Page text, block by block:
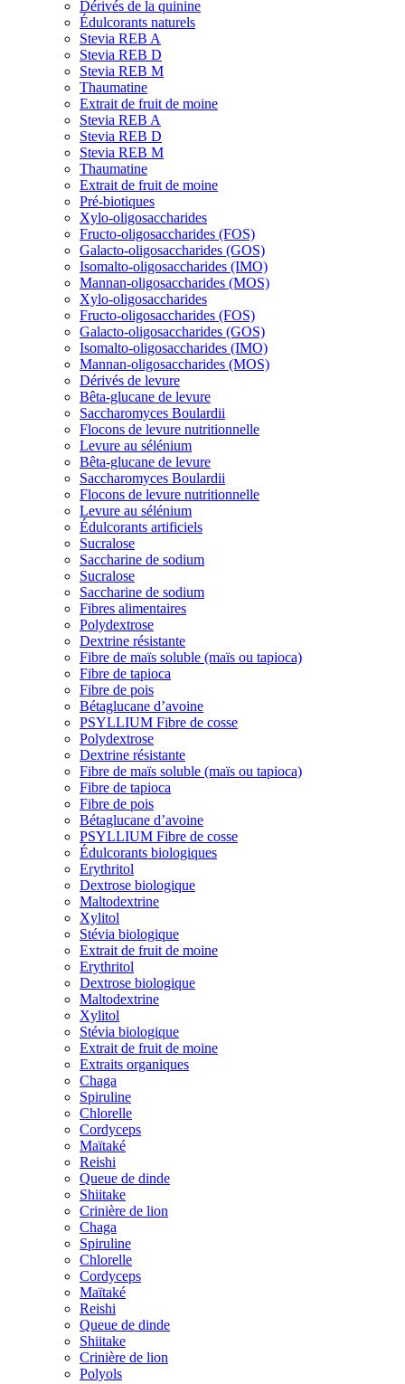
Dérivés de la quinine
Édulcorants naturels
Stevia REB A
Stevia REB D
Stevia REB M
Thaumatine
Extrait de fruit de moine
Stevia REB A
Stevia REB D
Stevia REB M
Thaumatine
Extrait de fruit de moine
Pré-biotiques
Xylo-oligosaccharides
Fructo-oligosaccharides (FOS)
Galacto-oligosaccharides (GOS)
Isomalto-oligosaccharides (IMO)
Mannan-oligosaccharides (MOS)
Xylo-oligosaccharides
Fructo-oligosaccharides (FOS)
Galacto-oligosaccharides (GOS)
Isomalto-oligosaccharides (IMO)
Mannan-oligosaccharides (MOS)
Dérivés de levure
Bêta-glucane de levure
Saccharomyces Boulardii
Flocons de levure nutritionnelle
Levure au sélénium
Bêta-glucane de levure
Saccharomyces Boulardii
Flocons de levure nutritionnelle
Levure au sélénium
Édulcorants artificiels
Sucralose
Saccharine de sodium
Sucralose
Saccharine de sodium
Fibres alimentaires
Polydextrose
Dextrine résistante
Fibre de maïs soluble (maïs ou tapioca)
Fibre de tapioca
Fibre de pois
Bétaglucane d’avoine
PSYLLIUM Fibre de cosse
Polydextrose
Dextrine résistante
Fibre de maïs soluble (maïs ou tapioca)
Fibre de tapioca
Fibre de pois
Bétaglucane d’avoine
PSYLLIUM Fibre de cosse
Édulcorants biologiques
Erythritol
Dextrose biologique
Maltodextrine
Xylitol
Stévia biologique
Extrait de fruit de moine
Erythritol
Dextrose biologique
Maltodextrine
Xylitol
Stévia biologique
Extrait de fruit de moine
Extraits organiques
Chaga
Spiruline
Chlorelle
Cordyceps
Maïtaké
Reishi
Queue de dinde
Shiitake
Crinière de lion
Chaga
Spiruline
Chlorelle
Cordyceps
Maïtaké
Reishi
Queue de dinde
Shiitake
Crinière de lion
Polyols